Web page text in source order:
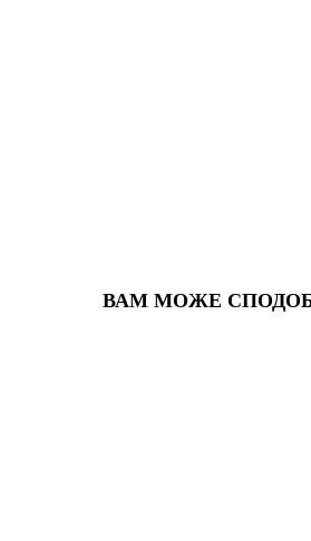
ВАМ МОЖЕ